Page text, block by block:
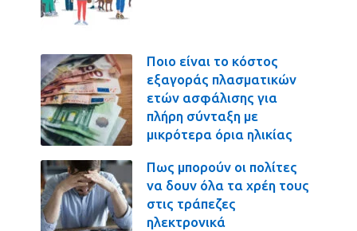
Ποιο είναι το κόστος
εξαγοράς πλασματικών
ετών ασφάλισης για
πλήρη σύνταξη με
μικρότερα όρια ηλικίας
Πως μπορούν οι πολίτες
να δουν όλα τα χρέη τους
στις τράπεζες
ηλεκτρονικά